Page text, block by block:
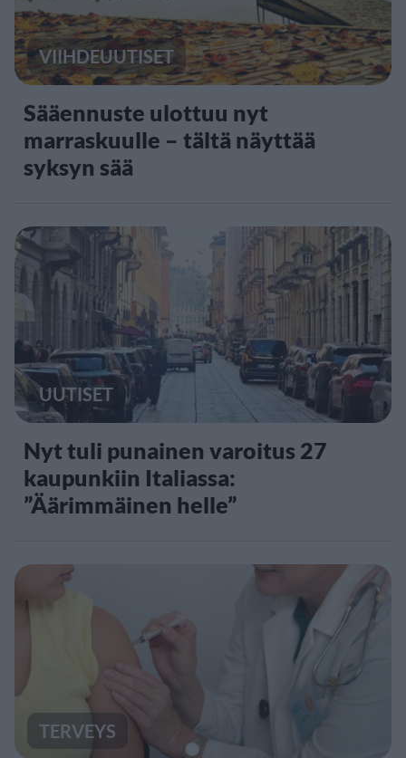
VIIHDEUUTISET
Sääennuste ulottuu nyt
marraskuulle – tältä näyttää
syksyn sää
UUTISET
Nyt tuli punainen varoitus 27
kaupunkiin Italiassa:
”Äärimmäinen helle”
TERVEYS